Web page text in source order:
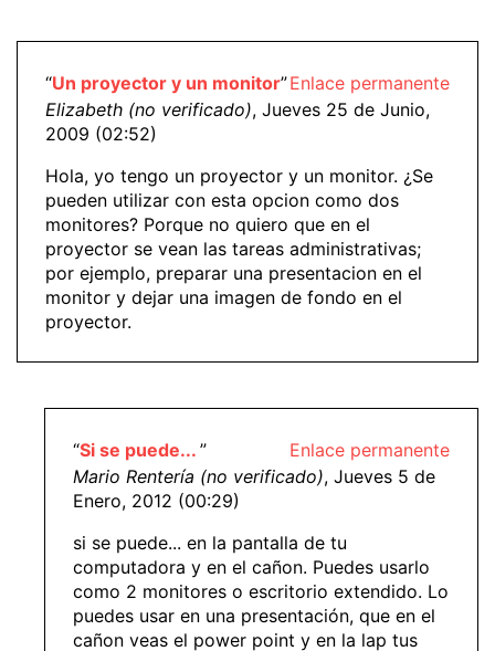
Enlace permanente
“Un proyector y un monitor”
Elizabeth (no verificado), Jueves 25 de Junio,
2009 (02:52)
Hola, yo tengo un proyector y un monitor. ¿Se
pueden utilizar con esta opcion como dos
monitores? Porque no quiero que en el
proyector se vean las tareas administrativas;
por ejemplo, preparar una presentacion en el
monitor y dejar una imagen de fondo en el
proyector.
Enlace permanente
“Si se puede... ”
Mario Rentería (no verificado), Jueves 5 de
Enero, 2012 (00:29)
si se puede... en la pantalla de tu
computadora y en el cañon. Puedes usarlo
como 2 monitores o escritorio extendido. Lo
puedes usar en una presentación, que en el
cañon veas el power point y en la lap tus